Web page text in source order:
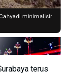
minimalisir
terus